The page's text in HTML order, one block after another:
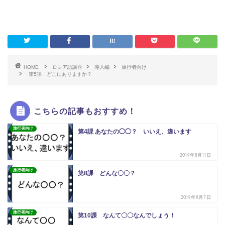
HOME ロシア語講座 導入編
旅行者向け
第5課 どこにありますか？
こちらの記事もおすすめ！
旅行者向け 第4課 あなたの◯◯？ いいえ、違います
2019年8月11日
旅行者向け 第8課 どんな〇〇？
2019年8月7日
旅行者向け 第10課 なんて〇〇なんでしょう！